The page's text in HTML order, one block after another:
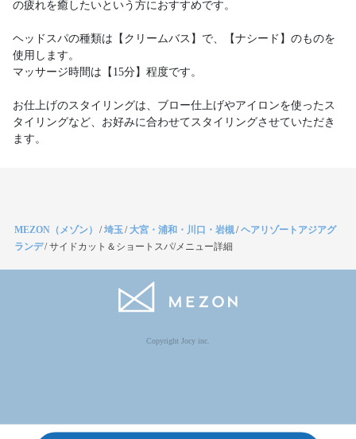
の疲れを癒したいという方におすすめです。
ヘッドスパの種類は【クリームバス】で、【ナシード】のものを
使用します。
マッサージ時間は【15分】程度です。
お仕上げのスタイリングは、ブロー仕上げやアイロンを使ったス
タイリングなど、お好みに合わせてスタイリングさせていただき
ます。
MEZON（メゾン） /埼玉/大宮・浦和・川口・岩槻/ヘアリゾートアジアグ
ランデ/サイドカット＆ショートスパ/メニュー詳細
Copyright Jocy inc.